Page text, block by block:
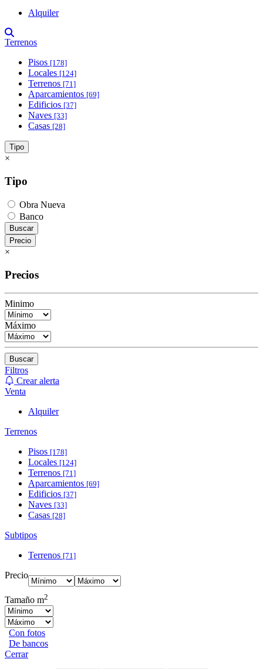
Alquiler
Terrenos
Pisos [178]
Locales [124]
Terrenos [71]
Aparcamientos [69]
Edificios [37]
Naves [33]
Casas [28]
Tipo
×
Tipo
Obra Nueva
Banco
Buscar
Precio
×
Precios
Minimo
Máximo
Buscar
Filtros
Crear alerta
Venta
Alquiler
Terrenos
Pisos [178]
Locales [124]
Terrenos [71]
Aparcamientos [69]
Edificios [37]
Naves [33]
Casas [28]
Subtipos
Terrenos [71]
Precio
Tamaño m2
Con fotos
De bancos
Cerrar